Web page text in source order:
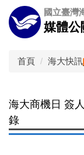
跳
到
主
國立臺灣
媒體公
首頁 海大快訊
海大商機日 簽
錄